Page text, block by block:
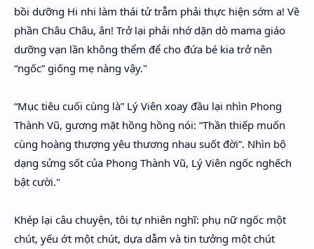
bồi dưỡng Hi nhi làm thái tử trẫm phải thực hiện sớm a! Về
phần Châu Châu, ân! Trở lại phải nhớ dặn dò mama giáo
dưỡng vạn lần không thểm để cho đứa bé kia trở nên
“ngốc” giống mẹ nàng vậy."
“Mục tiêu cuối cùng là” Lý Viên xoay đầu lại nhìn Phong
Thành Vũ, gương mặt hồng hồng nói: “Thần thiếp muốn
cùng hoàng thượng yêu thương nhau suốt đời”. Nhìn bộ
dạng sửng sốt của Phong Thành Vũ, Lý Viên ngốc nghếch
bật cười."
Khép lại câu chuyện, tôi tự nhiên nghĩ: phụ nữ ngốc một
chút, yếu ớt một chút, dựa dẫm và tin tưởng một chút